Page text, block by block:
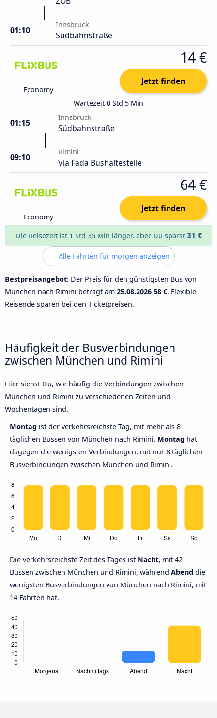
01:10
Innsbruck
Südbahnstraße
Economy
14 €
Jetzt finden
Wartezeit 0 Std 5 Min
01:15
Innsbruck
Südbahnstraße
09:10
Rimini
Via Fada Bushaltestelle
Economy
64 €
Jetzt finden
Die Reisezeit ist 1 Std 35 Min länger, aber Du sparst 31 €
Alle Fahrten für morgen anzeigen
Bestpreisangebot: Der Preis für den günstigsten Bus von
München nach Rimini beträgt am 25.08.2026 58 €. Flexible
Reisende sparen bei den Ticketpreisen.
Häufigkeit der Busverbindungen
zwischen München und Rimini
Hier siehst Du, wie häufig die Verbindungen zwischen
München und Rimini zu verschiedenen Zeiten und
Wochentagen sind.
Montag ist der verkehrsreichste Tag, mit mehr als 8
täglichen Bussen von München nach Rimini. Montag hat
dagegen die wenigsten Verbindungen, mit nur 8 täglichen
Busverbindungen zwischen München und Rimini.
Die verkehrsreichste Zeit des Tages ist Nacht, mit 42
Bussen zwischen München und Rimini, während Abend die
wenigsten Busverbindungen von München nach Rimini, mit
14 Fahrten hat.